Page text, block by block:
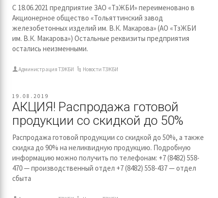
С 18.06.2021 предприятие ЗАО «ТзЖБИ» переименовано в
Акционерное общество «Тольяттинский завод
железобетонных изделий им. В.К. Макарова» (АО «ТзЖБИ
им. В.К. Макарова») Остальные реквизиты предприятия
остались неизменными.
Администрация ТЗЖБИ Новости ТЗЖБИ
19.08.2019
АКЦИЯ! Распродажа готовой
продукции со скидкой до 50%
Распродажа готовой продукции со скидкой до 50%, а также
скидка до 90% на неликвидную продукцию. Подробную
информацию можно получить по телефонам: +7 (8482) 558-
470 — производственный отдел +7 (8482) 558-437 — отдел
сбыта